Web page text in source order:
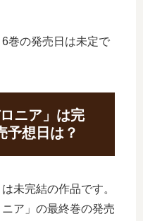
巻の発売日は未定で
ニア」は完
予想日は？
未完結の作品です。
ア」の最終巻の発売